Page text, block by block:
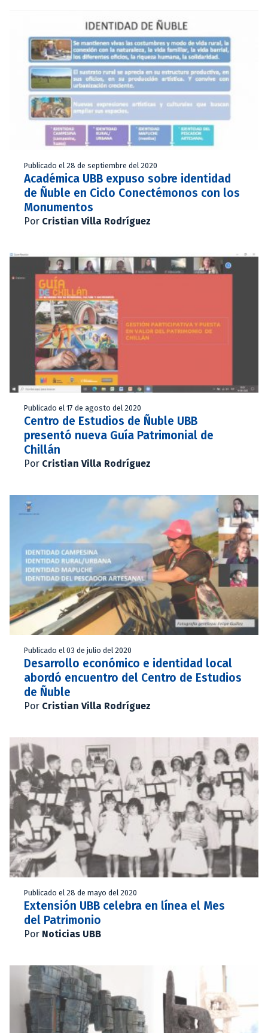
Publicado el 28 de septiembre del 2020
Académica UBB expuso sobre identidad
de Ñuble en Ciclo Conectémonos con los
Monumentos
Por Cristian Villa Rodríguez
Publicado el 17 de agosto del 2020
Centro de Estudios de Ñuble UBB
presentó nueva Guía Patrimonial de
Chillán
Por Cristian Villa Rodríguez
Publicado el 03 de julio del 2020
Desarrollo económico e identidad local
abordó encuentro del Centro de Estudios
de Ñuble
Por Cristian Villa Rodríguez
Publicado el 28 de mayo del 2020
Extensión UBB celebra en línea el Mes
del Patrimonio
Por Noticias UBB